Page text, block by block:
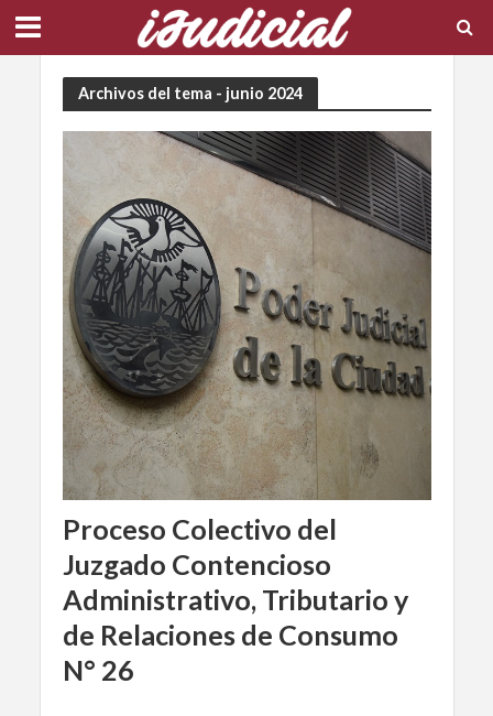
Archivos del tema - junio 2024
Proceso Colectivo del
Juzgado Contencioso
Administrativo, Tributario y
de Relaciones de Consumo
N° 26